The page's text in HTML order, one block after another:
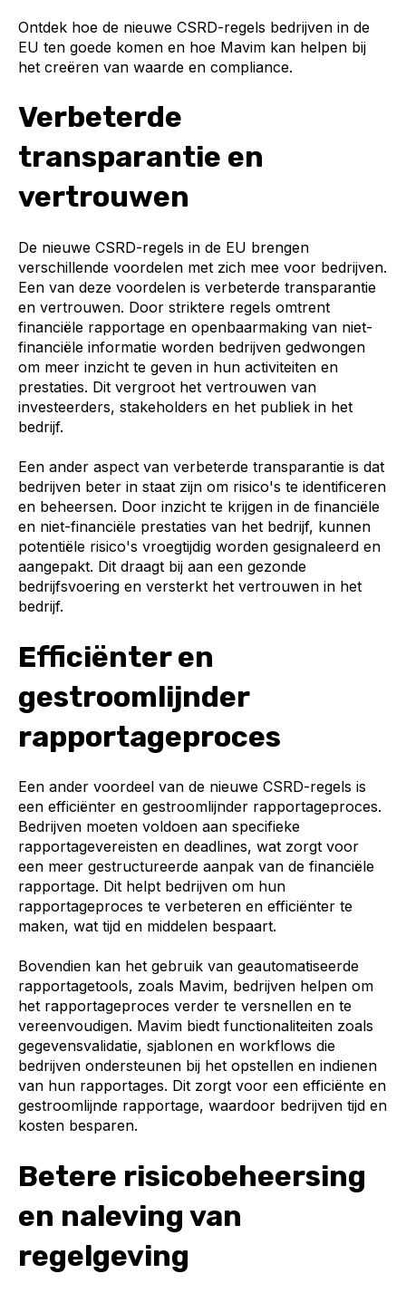
Ontdek hoe de nieuwe CSRD-regels bedrijven in de
EU ten goede komen en hoe Mavim kan helpen bij
het creëren van waarde en compliance.
Verbeterde
transparantie en
vertrouwen
De nieuwe CSRD-regels in de EU brengen
verschillende voordelen met zich mee voor bedrijven.
Een van deze voordelen is verbeterde transparantie
en vertrouwen. Door striktere regels omtrent
financiële rapportage en openbaarmaking van niet-
financiële informatie worden bedrijven gedwongen
om meer inzicht te geven in hun activiteiten en
prestaties. Dit vergroot het vertrouwen van
investeerders, stakeholders en het publiek in het
bedrijf.
Een ander aspect van verbeterde transparantie is dat
bedrijven beter in staat zijn om risico's te identificeren
en beheersen. Door inzicht te krijgen in de financiële
en niet-financiële prestaties van het bedrijf, kunnen
potentiële risico's vroegtijdig worden gesignaleerd en
aangepakt. Dit draagt bij aan een gezonde
bedrijfsvoering en versterkt het vertrouwen in het
bedrijf.
Efficiënter en
gestroomlijnder
rapportageproces
Een ander voordeel van de nieuwe CSRD-regels is
een efficiënter en gestroomlijnder rapportageproces.
Bedrijven moeten voldoen aan specifieke
rapportagevereisten en deadlines, wat zorgt voor
een meer gestructureerde aanpak van de financiële
rapportage. Dit helpt bedrijven om hun
rapportageproces te verbeteren en efficiënter te
maken, wat tijd en middelen bespaart.
Bovendien kan het gebruik van geautomatiseerde
rapportagetools, zoals Mavim, bedrijven helpen om
het rapportageproces verder te versnellen en te
vereenvoudigen. Mavim biedt functionaliteiten zoals
gegevensvalidatie, sjablonen en workflows die
bedrijven ondersteunen bij het opstellen en indienen
van hun rapportages. Dit zorgt voor een efficiënte en
gestroomlijnde rapportage, waardoor bedrijven tijd en
kosten besparen.
Betere risicobeheersing
en naleving van
regelgeving